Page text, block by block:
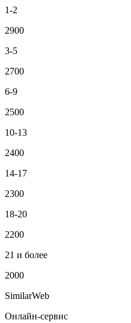
1-2
2900
3-5
2700
6-9
2500
10-13
2400
14-17
2300
18-20
2200
21 и более
2000
SimilarWeb
Онлайн-сервис